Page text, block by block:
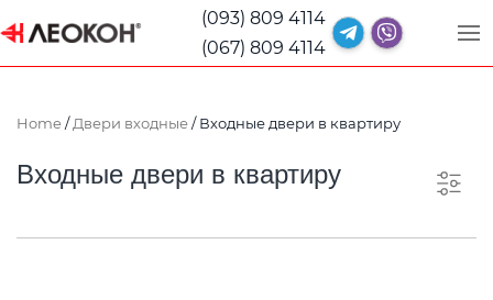
(093) 809 4114
(067) 809 4114
Home/Двери входные/ Входные двери в квартиру
Входные двери в квартиру